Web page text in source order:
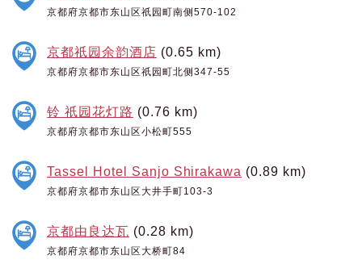
京都府京都市东山区祇园町南侧570-102
京都祇园余韵酒店 (0.65 km)
京都府京都市东山区祇园町北侧347-55
铃 祇园花灯路 (0.76 km)
京都府京都市东山区小松町555
Tassel Hotel Sanjo Shirakawa (0.89 km)
京都府京都市东山区大井手町103-3
京都由良达瓦 (0.28 km)
京都府京都市东山区大桥町84